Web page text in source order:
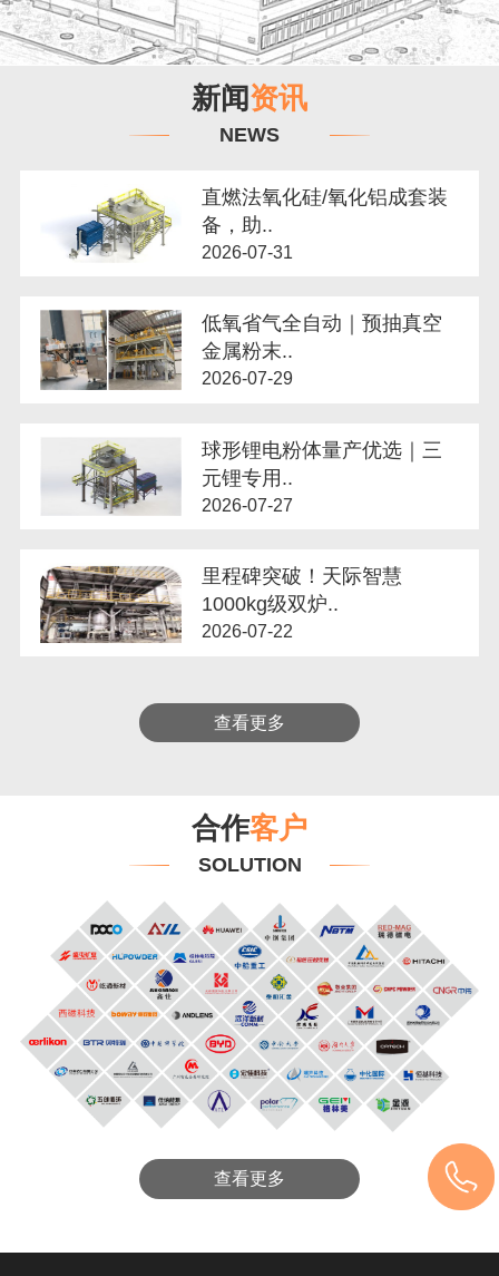
新闻资讯
NEWS
直燃法氧化硅/氧化铝成套装
备，助..
2026-07-31
低氧省气全自动｜预抽真空
金属粉末..
2026-07-29
球形锂电粉体量产优选｜三
元锂专用..
2026-07-27
里程碑突破！天际智慧
1000kg级双炉..
2026-07-22
查看更多
合作客户
SOLUTION
查看更多